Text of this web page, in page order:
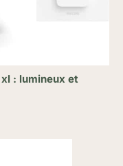
: lumineux et